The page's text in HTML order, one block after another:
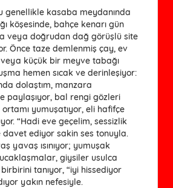
genellikle kasaba meydanında
köşesinde, bahçe kenarı gün
veya doğrudan dağ görüşlü site
Önce taze demlenmiş çay, ev
veya küçük bir meyve tabağı
hemen sıcak ve derinleşiyor:
dolaştım, manzara
paylaşıyor, bal rengi gözleri
ortamı yumuşatıyor, eli hafifçe
“Hadi eve geçelim, sessizlik
davet ediyor sakin ses tonuyla.
yavaş ısınıyor; yumuşak
giysiler usulca
birbirini tanıyor, “iyi hissediyor
yakın nefesiyle.